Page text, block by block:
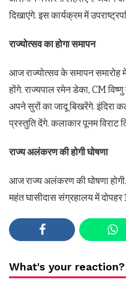
दिखाएंगे. इस कार्यक्रम में
राज्योत्सव का होगा समापन
आज राज्योत्सव के समापन समारोह
होंगे. राज्यपाल रमेन डेका, CM
अपने सुरों का जादू बिखरेंगे. इंदिरा
प्रस्तुति देंगे. कलाकार पूनम विराट
राज्य अलंकरण की होगी घोषणा
आज राज्य अलंकरण की घोषणा
महंत घासीदास संग्रहालय में
What's your reaction?